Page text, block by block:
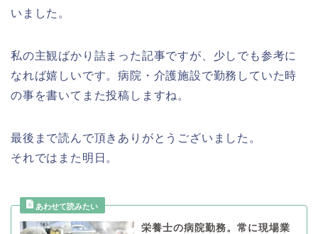
いました。
私の主観ばかり詰まった記事ですが、少しでも参考に
なれば嬉しいです。病院・介護施設で勤務していた時
の事を書いてまた投稿しますね。
最後まで読んで頂きありがとうございました。
それではまた明日。
栄養士の病院勤務。常に現場業